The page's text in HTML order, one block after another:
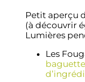
Petit aperçu
(à découvrir
Lumières
Les